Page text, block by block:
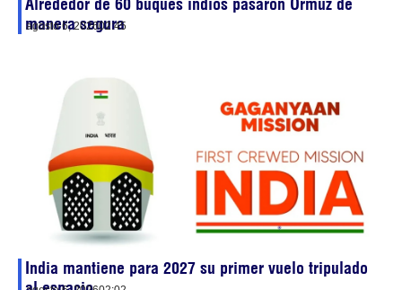
manera segura
agosto 6, 202602:45
India mantiene para 2027 su primer vuelo tripulado